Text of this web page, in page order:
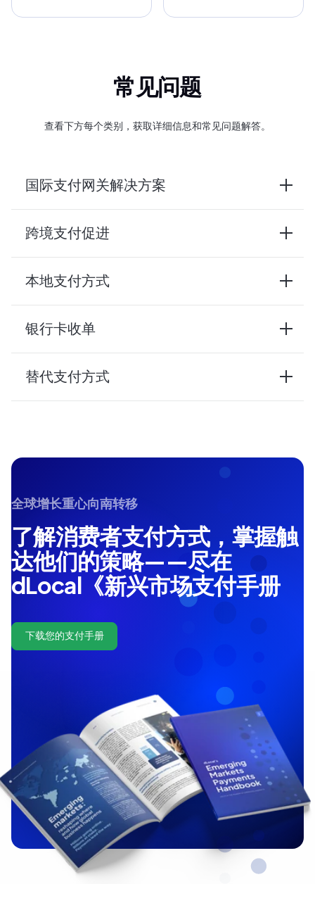
常见问题
查看下方每个类别，获取详细信息和常见问题解答。
国际支付网关解决方案
跨境支付促进
本地支付方式
银行卡收单
替代支付方式
全球增长重心向南转移
了解消费者支付方式，掌握触
达他们的策略——尽在
dLocal《新兴市场支付手册
下载您的支付手册